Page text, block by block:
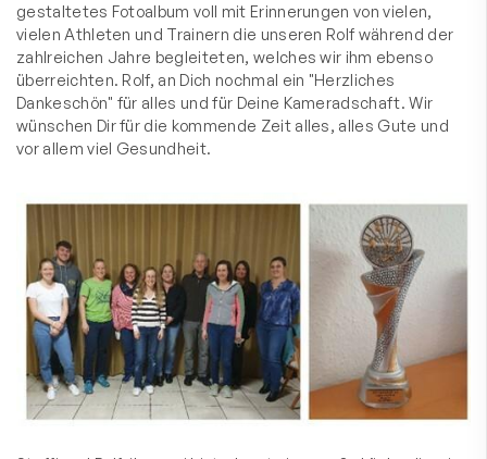
gestaltetes Fotoalbum voll mit Erinnerungen von vielen,
vielen Athleten und Trainern die unseren Rolf während der
zahlreichen Jahre begleiteten, welches wir ihm ebenso
überreichten. Rolf, an Dich nochmal ein "Herzliches
Dankeschön" für alles und für Deine Kameradschaft. Wir
wünschen Dir für die kommende Zeit alles, alles Gute und
vor allem viel Gesundheit.